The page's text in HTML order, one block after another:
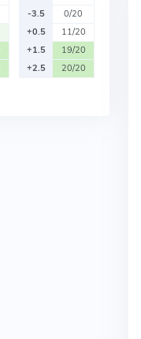
-3.5
0/20
+0.5
11/20
+1.5
19/20
+2.5
20/20